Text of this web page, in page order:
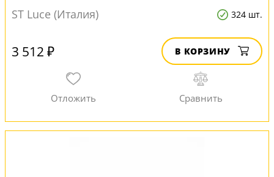
ST Luce (Италия)
324 шт.
3 512 ₽ В КОРЗИНУ